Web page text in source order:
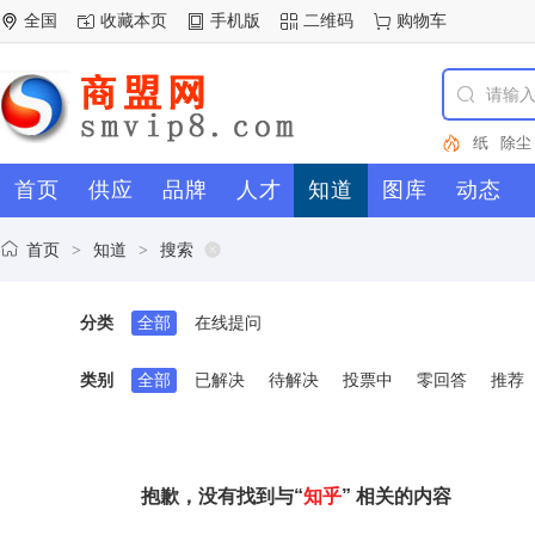
全国 收藏本页 手机版 二维码 购物车
纸
除尘
不锈钢
北京
传感器
首页 供应 品牌 人才 知道 图库 动态
首页 > 知道 > 搜索
分类 全部 在线提问
类别 全部 已解决 待解决 投票中 零回答 推荐
抱歉，没有找到与“知乎” 相关的内容